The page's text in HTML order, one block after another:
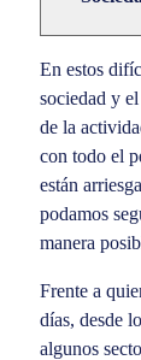
En estos
sociedad y
de la
con todo el
están
podamos
manera
Frente a
días, desde
algunos